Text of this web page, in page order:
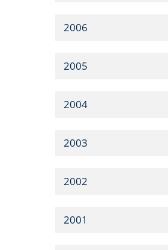
2006
2005
2004
2003
2002
2001